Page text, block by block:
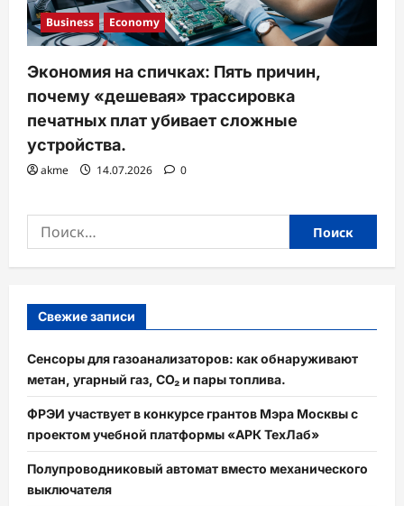
Business Economy
Экономия на спичках: Пять причин,
почему «дешевая» трассировка
печатных плат убивает сложные
устройства.
akme 14.07.2026 0
Найти:
Свежие записи
Сенсоры для газоанализаторов: как обнаруживают
метан, угарный газ, CO₂ и пары топлива.
ФРЭИ участвует в конкурсе грантов Мэра Москвы с
проектом учебной платформы «АРК ТехЛаб»
Полупроводниковый автомат вместо механического
выключателя